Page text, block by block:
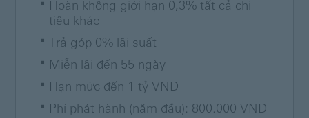
Hoàn không giới hạn 0,3% tất cả chi
tiêu khác
Trả góp 0% lãi suất
Miễn lãi đến 55 ngày
Hạn mức đến 1 tỷ VND
Phí phát hành (năm đầu): 800.000 VND